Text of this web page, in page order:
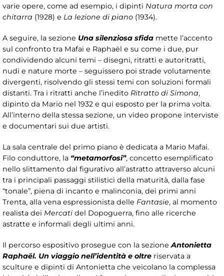
varie opere, come ad esempio, i dipinti Natura morta con
chitarra (1928) e La lezione di piano (1934).
A seguire, la sezione Una silenziosa sfida mette l’accento
sul confronto tra Mafai e Raphaël e su come i due, pur
condividendo alcuni temi – disegni, ritratti e autoritratti,
nudi e nature morte – seguissero poi strade volutamente
divergenti, risolvendo gli stessi temi con soluzioni formali
distanti. Tra i ritratti anche l’inedito Ritratto di Simona,
dipinto da Mario nel 1932 e qui esposto per la prima volta.
All’interno della stessa sezione, un video propone interviste
e documentari sui due artisti.
La sala centrale del primo piano è dedicata a Mario Mafai.
Filo conduttore, la “metamorfosi”, concetto esemplificato
nello slittamento dal figurativo all’astratto attraverso alcuni
tra i principali passaggi stilistici della maturità, dalla fase
“tonale”, piena di incanto e malinconia, dei primi anni
Trenta, alla vena espressionista delle Fantasie, al momento
realista dei Mercati del Dopoguerra, fino alle ricerche
astratte e informali degli ultimi anni.
Il percorso espositivo prosegue con la sezioneAntonietta
Raphaël. Un viaggio nell’identità e oltre riservata a
sculture e dipinti di Antonietta che veicolano la complessa